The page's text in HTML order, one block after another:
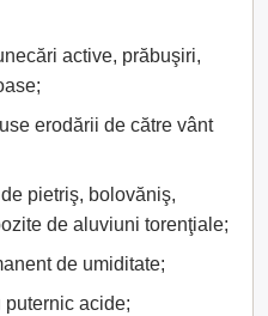
active, prăbuşiri,
erodării de către vânt
pietriş, bolovăniş,
de aluviuni torenţiale;
de umiditate;
puternic acide;